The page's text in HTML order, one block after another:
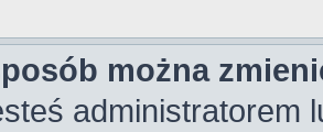
można
administratorem